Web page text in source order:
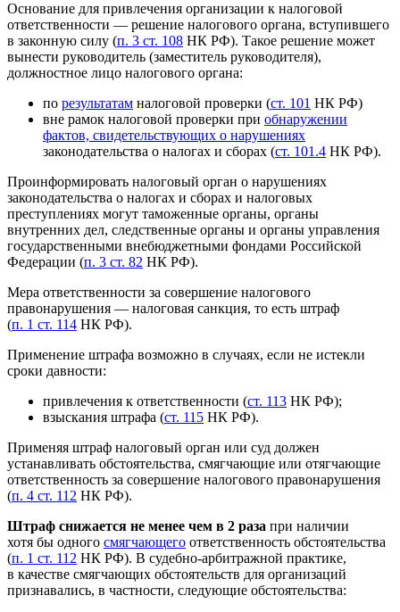
Основание для привлечения организации к налоговой
ответственности — решение налогового органа, вступившего
в законную силу (п. 3 ст. 108 НК РФ). Такое решение может
вынести руководитель (заместитель руководителя),
должностное лицо налогового органа:
по результатам налоговой проверки (ст. 101 НК РФ)
вне рамок налоговой проверки при обнаружении
фактов, свидетельствующих о нарушениях
законодательства о налогах и сборах (ст. 101.4 НК РФ).
Проинформировать налоговый орган о нарушениях
законодательства о налогах и сборах и налоговых
преступлениях могут таможенные органы, органы
внутренних дел, следственные органы и органы управления
государственными внебюджетными фондами Российской
Федерации (п. 3 ст. 82 НК РФ).
Мера ответственности за совершение налогового
правонарушения — налоговая санкция, то есть штраф
(п. 1 ст. 114 НК РФ).
Применение штрафа возможно в случаях, если не истекли
сроки давности:
привлечения к ответственности (ст. 113 НК РФ);
взыскания штрафа (ст. 115 НК РФ).
Применяя штраф налоговый орган или суд должен
устанавливать обстоятельства, смягчающие или отягчающие
ответственность за совершение налогового правонарушения
(п. 4 ст. 112 НК РФ).
Штраф снижается не менее чем в 2 раза при наличии
хотя бы одного смягчающего ответственность обстоятельства
(п. 1 ст. 112 НК РФ). В судебно-арбитражной практике,
в качестве смягчающих обстоятельств для организаций
признавались, в частности, следующие обстоятельства: